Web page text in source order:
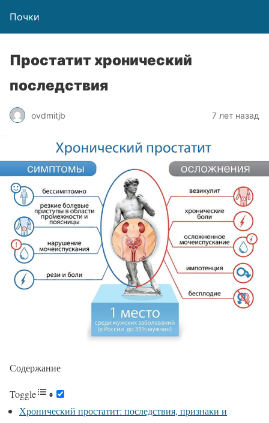
Почки
Простатит хронический
последствия
ovdmitjb 7 лет назад
Содержание
Toggle
Хронический простатит: последствия, признаки и